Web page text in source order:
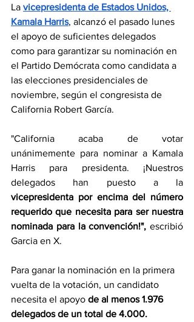
La vicepresidenta de Estados Unidos,
Kamala Harris, alcanzó el pasado lunes
el apoyo de suficientes delegados
como para garantizar su nominación en
el Partido Demócrata como candidata a
las elecciones presidenciales de
noviembre, según el congresista de
California Robert García.
"California acaba de votar
unánimemente para nominar a Kamala
Harris para presidenta. ¡Nuestros
vicepresidenta por encima del número
requerido que necesita para ser nuestra
nominada para la convención!", escribió
Garcia en X.
Para ganar la nominación en la primera
vuelta de la votación, un candidato
necesita el apoyo de al menos 1.976
delegados de un total de 4.000.